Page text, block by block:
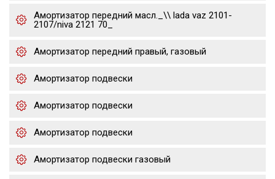
Амортизатор передний масл._\\ lada vaz 2101-
2107/niva 2121 70_
Амортизатор передний правый, газовый
Амортизатор подвески
Амортизатор подвески
Амортизатор подвески
Амортизатор подвески газовый